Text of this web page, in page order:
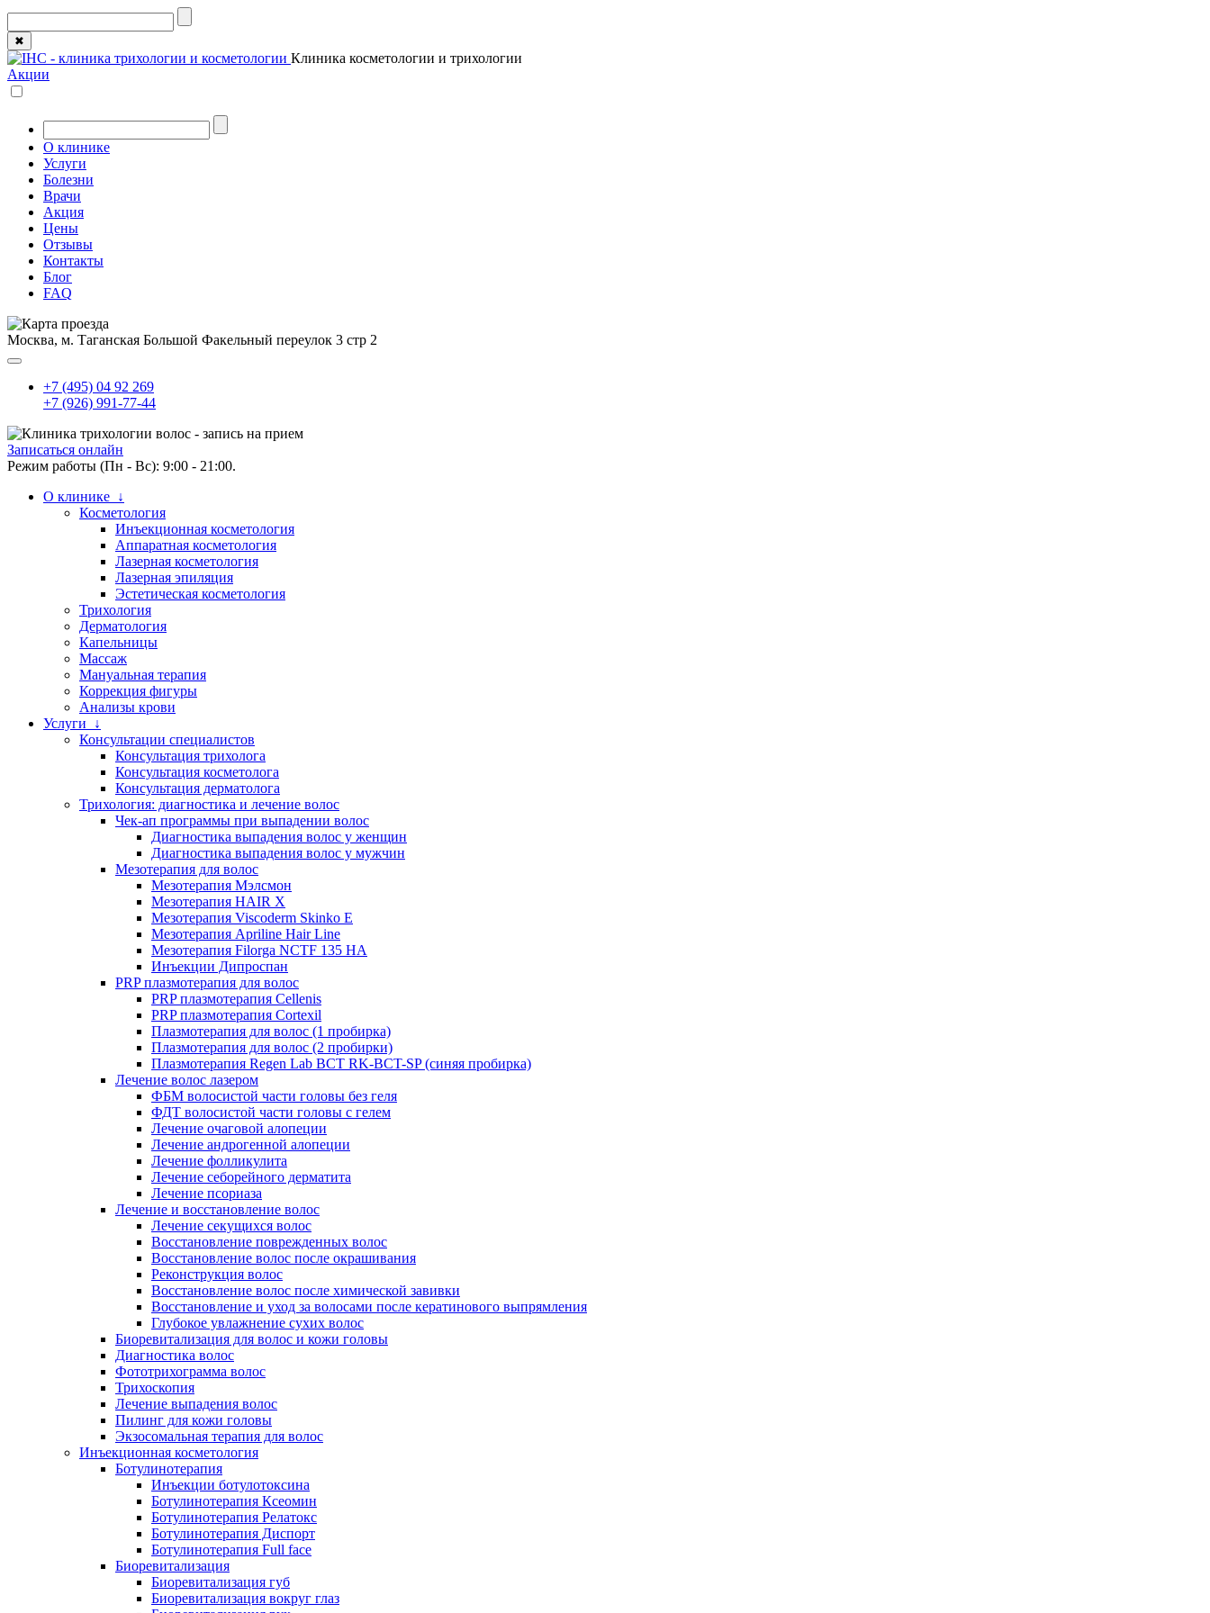
✖
Клиника косметологии и трихологии
Акции
О клинике
Услуги
Болезни
Врачи
Акция
Цены
Отзывы
Контакты
Блог
FAQ
Москва, м. Таганская Большой Факельный переулок 3 стр 2
+7 (495) 04 92 269
+7 (926) 991-77-44
Записаться онлайн
Режим работы (Пн - Вс): 9:00 - 21:00.
О клинике ↓
Косметология
Инъекционная косметология
Аппаратная косметология
Лазерная косметология
Лазерная эпиляция
Эстетическая косметология
Трихология
Дерматология
Капельницы
Массаж
Мануальная терапия
Коррекция фигуры
Анализы крови
Услуги ↓
Консультации специалистов
Консультация трихолога
Консультация косметолога
Консультация дерматолога
Трихология: диагностика и лечение волос
Чек-ап программы при выпадении волос
Диагностика выпадения волос у женщин
Диагностика выпадения волос у мужчин
Мезотерапия для волос
Мезотерапия Мэлсмон
Мезотерапия HAIR X
Мезотерапия Viscoderm Skinko E
Мезотерапия Apriline Hair Line
Мезотерапия Filorga NCTF 135 HA
Инъекции Дипроспан
PRP плазмотерапия для волос
PRP плазмотерапия Cellenis
PRP плазмотерапия Cortexil
Плазмотерапия для волос (1 пробирка)
Плазмотерапия для волос (2 пробирки)
Плазмотерапия Regen Lab BCT RK-BCT-SP (синяя пробирка)
Лечение волос лазером
ФБМ волосистой части головы без геля
ФДТ волосистой части головы с гелем
Лечение очаговой алопеции
Лечение андрогенной алопеции
Лечение фолликулита
Лечение себорейного дерматита
Лечение псориаза
Лечение и восстановление волос
Лечение секущихся волос
Восстановление поврежденных волос
Восстановление волос после окрашивания
Реконструкция волос
Восстановление волос после химической завивки
Восстановление и уход за волосами после кератинового выпрямления
Глубокое увлажнение сухих волос
Биоревитализация для волос и кожи головы
Диагностика волос
Фототрихограмма волос
Трихоскопия
Лечение выпадения волос
Пилинг для кожи головы
Экзосомальная терапия для волос
Инъекционная косметология
Ботулинотерапия
Инъекции ботулотоксина
Ботулинотерапия Ксеомин
Ботулинотерапия Релатокс
Ботулинотерапия Диспорт
Ботулинотерапия Full face
Биоревитализация
Биоревитализация губ
Биоревитализация вокруг глаз